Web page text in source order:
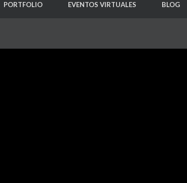
PORTFOLIO EVENTOS VIRTUALES BLOG